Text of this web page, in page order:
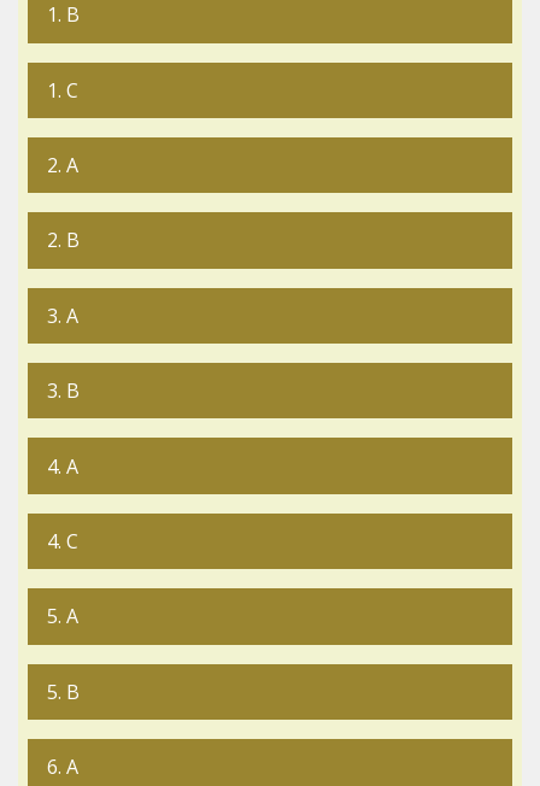
1. B
1. C
2. A
2. B
3. A
3. B
4. A
4. C
5. A
5. B
6. A